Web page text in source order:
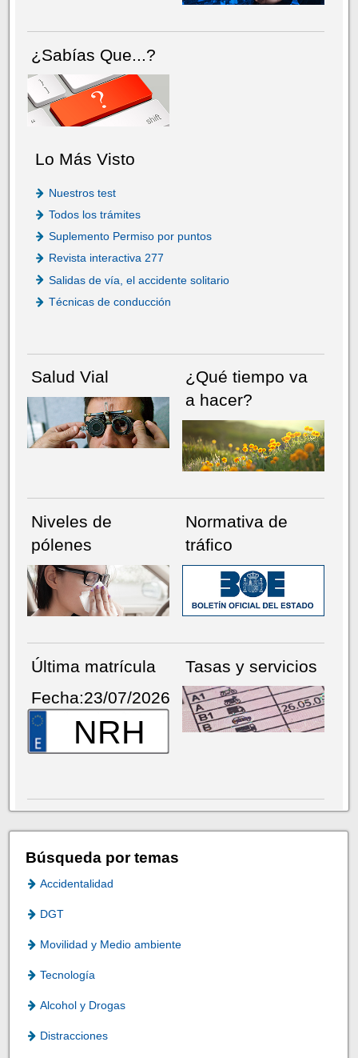
¿Sabías Que...?
Lo Más Visto
Nuestros test
Todos los trámites
Suplemento Permiso por puntos
Revista interactiva 277
Salidas de vía, el accidente solitario
Técnicas de conducción
Salud Vial
¿Qué tiempo va
a hacer?
Niveles de
pólenes
Normativa de
tráfico
Última matrícula
Fecha:23/07/2026
NRH
Tasas y servicios
Búsqueda por temas
Accidentalidad
DGT
Movilidad y Medio ambiente
Tecnología
Alcohol y Drogas
Distracciones